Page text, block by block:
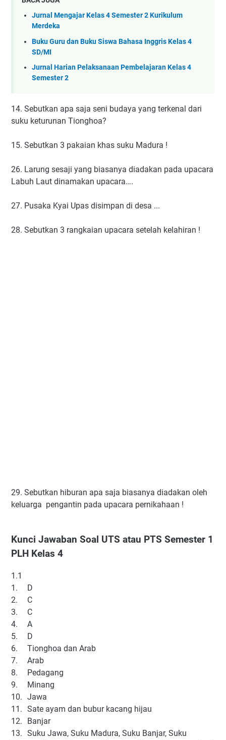
Jurnal Mengajar Kelas 4 Semester 2 Kurikulum
Merdeka
Buku Guru dan Buku Siswa Bahasa Inggris Kelas 4
SD/MI
Jurnal Harian Pelaksanaan Pembelajaran Kelas 4
Semester 2
14. Sebutkan apa saja seni budaya yang terkenal dari
suku keturunan Tionghoa?
15. Sebutkan 3 pakaian khas suku Madura !
26. Larung sesaji yang biasanya diadakan pada upacara
Labuh Laut dinamakan upacara….
27. Pusaka Kyai Upas disimpan di desa ...
28. Sebutkan 3 rangkaian upacara setelah kelahiran !
29. Sebutkan hiburan apa saja biasanya diadakan oleh
keluarga pengantin pada upacara pernikahaan !
Kunci Jawaban Soal UTS atau PTS Semester 1
PLH Kelas 4
1.1
1.
D
2.
C
3.
C
4.
A
5.
D
6.
Tionghoa dan Arab
7.
Arab
8.
Pedagang
9.
Minang
10. Jawa
11. Sate ayam dan bubur kacang hijau
12.
Banjar
13. Suku Jawa, Suku Madura, Suku Banjar, Suku